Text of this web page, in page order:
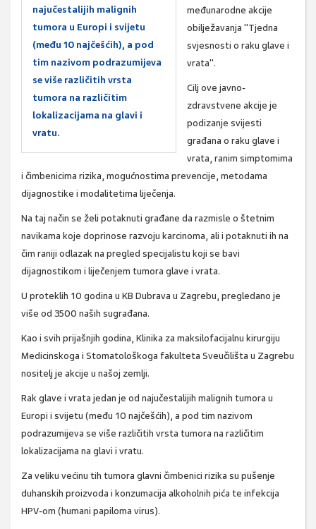
najučestalijih malignih
tumora u Europi i svijetu
(među 10 najčešćih), a pod
tim nazivom podrazumijeva
se više različitih vrsta
tumora na različitim
lokalizacijama na glavi i
vratu.
međunarodne akcije
obilježavanja "Tjedna
svjesnosti o raku glave i
vrata".
Cilj ove javno-
zdravstvene akcije je
podizanje svijesti
građana o raku glave i
vrata, ranim simptomima
i čimbenicima rizika, mogućnostima prevencije, metodama
dijagnostike i modalitetima liječenja.
Na taj način se želi potaknuti građane da razmisle o štetnim
navikama koje doprinose razvoju karcinoma, ali i potaknuti ih na
čim raniji odlazak na pregled specijalistu koji se bavi
dijagnostikom i liječenjem tumora glave i vrata.
U proteklih 10 godina u KB Dubrava u Zagrebu, pregledano je
više od 3500 naših sugrađana.
Kao i svih prijašnjih godina, Klinika za maksilofacijalnu kirurgiju
Medicinskoga i Stomatološkoga fakulteta Sveučilišta u Zagrebu
nositelj je akcije u našoj zemlji.
Rak glave i vrata jedan je od najučestalijih malignih tumora u
Europi i svijetu (među 10 najčešćih), a pod tim nazivom
podrazumijeva se više različitih vrsta tumora na različitim
lokalizacijama na glavi i vratu.
Za veliku većinu tih tumora glavni čimbenici rizika su pušenje
duhanskih proizvoda i konzumacija alkoholnih pića te infekcija
HPV-om (humani papiloma virus).